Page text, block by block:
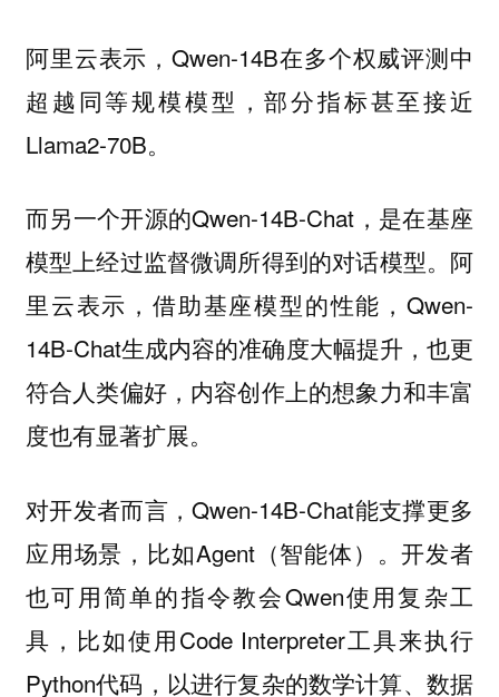
阿里云表示，Qwen-14B在多个权威评测中
超越同等规模模型，部分指标甚至接近
Llama2-70B。
而另一个开源的Qwen-14B-Chat，是在基座
模型上经过监督微调所得到的对话模型。阿
里云表示，借助基座模型的性能，Qwen-
14B-Chat生成内容的准确度大幅提升，也更
符合人类偏好，内容创作上的想象力和丰富
度也有显著扩展。
对开发者而言，Qwen-14B-Chat能支撑更多
应用场景，比如Agent（智能体）。开发者
也可用简单的指令教会Qwen使用复杂工
具，比如使用Code Interpreter工具来执行
Python代码，以进行复杂的数学计算、数据